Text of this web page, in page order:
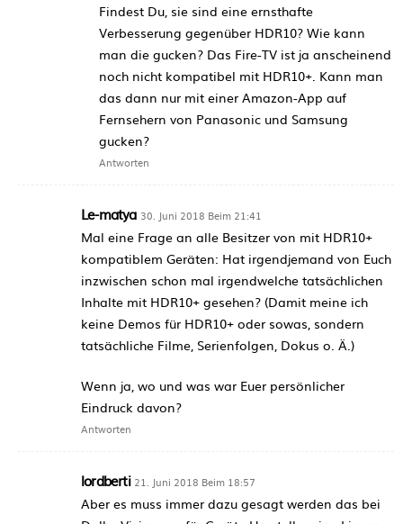
Findest Du, sie sind eine ernsthafte
Verbesserung gegenüber HDR10? Wie kann
man die gucken? Das Fire-TV ist ja anscheinend
noch nicht kompatibel mit HDR10+. Kann man
das dann nur mit einer Amazon-App auf
Fernsehern von Panasonic und Samsung
gucken?
Antworten
Le-matya 30. Juni 2018 Beim 21:41
Mal eine Frage an alle Besitzer von mit HDR10+
kompatiblem Geräten: Hat irgendjemand von Euch
inzwischen schon mal irgendwelche tatsächlichen
Inhalte mit HDR10+ gesehen? (Damit meine ich
keine Demos für HDR10+ oder sowas, sondern
tatsächliche Filme, Serienfolgen, Dokus o. Ä.)
Wenn ja, wo und was war Euer persönlicher
Eindruck davon?
Antworten
lordberti 21. Juni 2018 Beim 18:57
Aber es muss immer dazu gesagt werden das bei